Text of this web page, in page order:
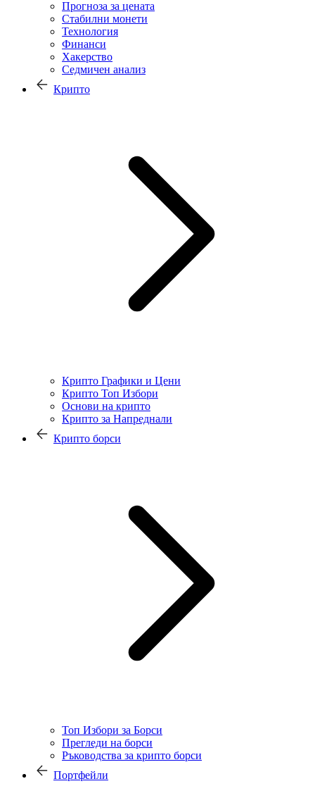
Прогноза за цената
Стабилни монети
Технология
Финанси
Хакерство
Седмичен анализ
Крипто
Крипто Графики и Цени
Крипто Топ Избори
Основи на крипто
Крипто за Напреднали
Крипто борси
Топ Избори за Борси
Прегледи на борси
Ръководства за крипто борси
Портфейли